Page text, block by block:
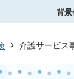
背景
介護サービス